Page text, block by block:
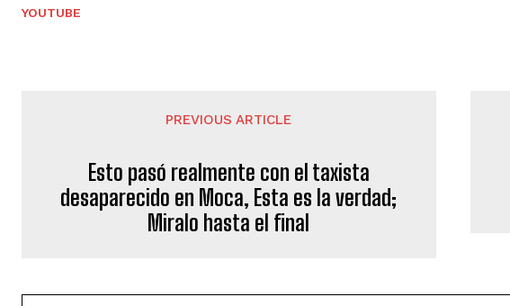
YOUTUBE
PREVIOUS ARTICLE
Esto pasó realmente con el taxista
desaparecido en Moca, Esta es la verdad;
Miralo hasta el final